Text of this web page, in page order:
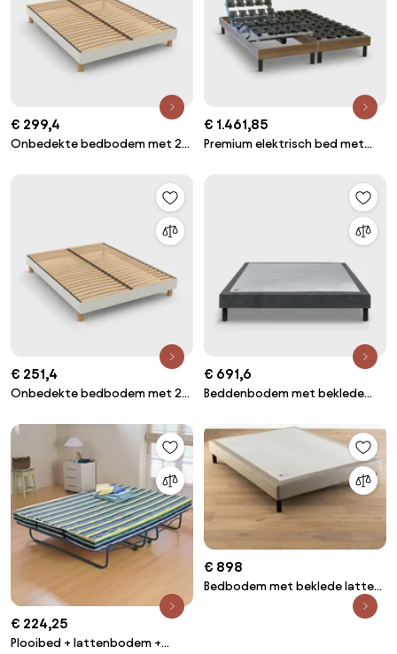
€ 299,4
Onbedekte bedbodem met 22
€ 1.461,85
Premium elektrisch bed met
€ 251,4
Onbedekte bedbodem met 22
€ 691,6
Beddenbodem met beklede
€ 224,25
Plooibed + lattenbodem +
€ 898
Bedbodem met beklede latten